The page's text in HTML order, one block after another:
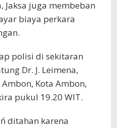
Jaksa juga membeban
biaya perkara
polisi di sekitaran
Dr. J. Leimena,
Kota Ambon,
pukul 19.20 WIT.
ditahan karena